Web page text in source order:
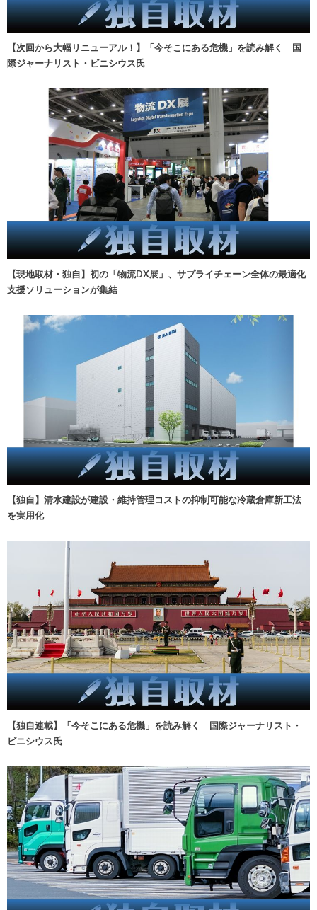
【次回から大幅リニューアル！】「今そこにある危機」を読み解く 国
際ジャーナリスト・ビニシウス氏
【現地取材・独自】初の「物流DX展」、サプライチェーン全体の最適化
支援ソリューションが集結
【独自】清水建設が建設・維持管理コストの抑制可能な冷蔵倉庫新工法
を実用化
【独自連載】「今そこにある危機」を読み解く 国際ジャーナリスト・
ビニシウス氏